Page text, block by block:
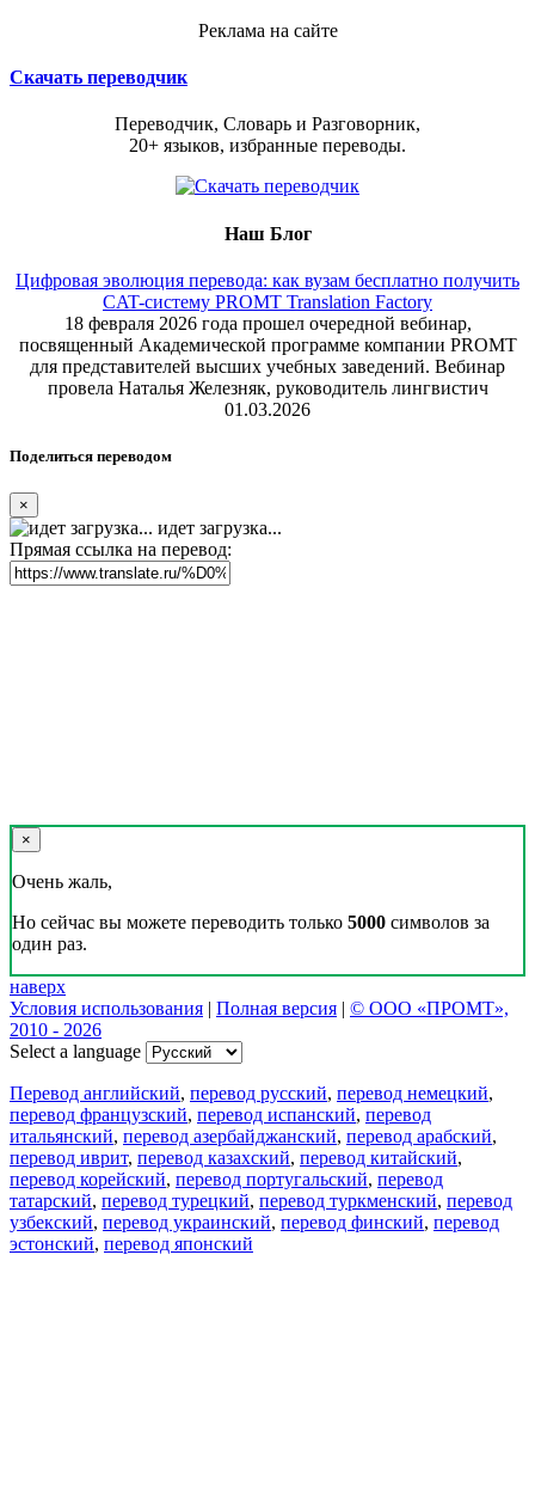
Реклама на сайте
Скачать переводчик
Переводчик, Словарь и Разговорник,
20+ языков, избранные переводы.
Наш Блог
Цифровая эволюция перевода: как вузам бесплатно получить
CAT-систему PROMT Translation Factory
18 февраля 2026 года прошел очередной вебинар,
посвященный Академической программе компании PROMT
для представителей высших учебных заведений. Вебинар
провела Наталья Железняк, руководитель лингвистич
01.03.2026
Поделиться переводом
×
идет загрузка...
Прямая ссылка на перевод:
×
Очень жаль,
Но сейчас вы можете переводить только 5000 символов за
один раз.
наверх
Условия использования | Полная версия | © ООО «ПРОМТ»,
2010 - 2026
Select a language
Перевод английский, перевод русский, перевод немецкий,
перевод французский, перевод испанский, перевод
итальянский, перевод азербайджанский, перевод арабский,
перевод иврит, перевод казахский, перевод китайский,
перевод корейский, перевод португальский, перевод
татарский, перевод турецкий, перевод туркменский, перевод
узбекский, перевод украинский, перевод финский, перевод
эстонский, перевод японский